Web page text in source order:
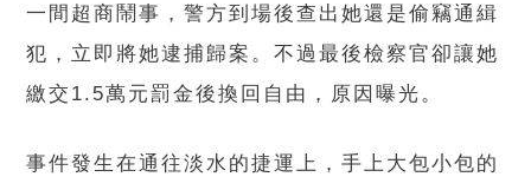
一間超商鬧事，警方到場後查出她還是偷竊通緝
犯，立即將她逮捕歸案。不過最後檢察官卻讓她
繳交1.5萬元罰金後換回自由，原因曝光。
事件發生在通往淡水的捷運上，手上大包小包的